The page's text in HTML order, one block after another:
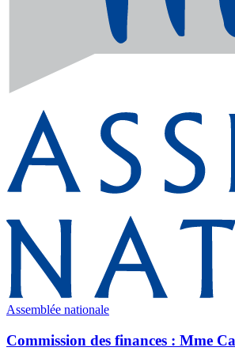
Assemblée nationale
Commission des finances : Mme